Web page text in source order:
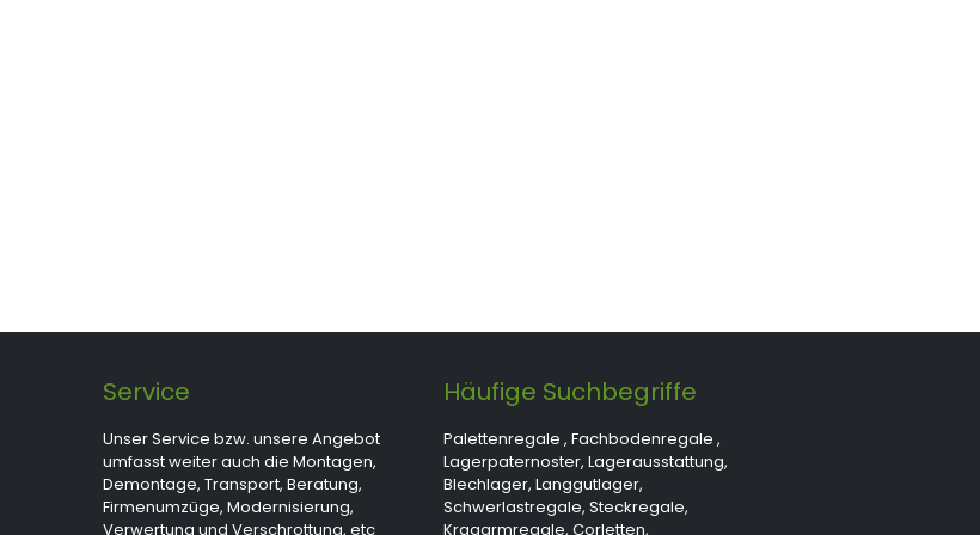
Service
Unser Service bzw. unsere Angebot
umfasst weiter auch die Montagen,
Demontage, Transport, Beratung,
Firmenumzüge, Modernisierung,
Verwertung und Verschrottung, etc
Häufige Suchbegriffe
Palettenregale , Fachbodenregale ,
Lagerpaternoster, Lagerausstattung,
Blechlager, Langgutlager,
Schwerlastregale, Steckregale,
Kragarmregale, Corletten,